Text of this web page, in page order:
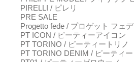
PIRELLI / ピレリ
PRE SALE
Progetto fede / プロゲット フェデ
PT ICON / ピーティーアイコン
PT TORINO / ピーティートリノ
PT TORINO DENIM / ピーティ